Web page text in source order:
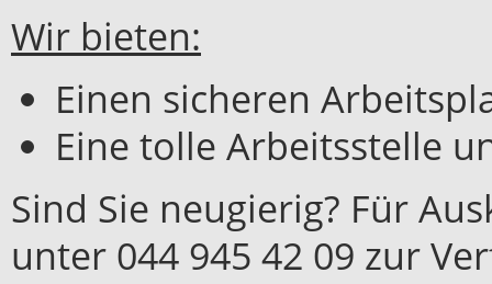
Wir bieten:
Einen sicheren
Eine tolle Arbeitsstelle
Sind Sie neugierig? Für
unter 044 945 42 09 zur